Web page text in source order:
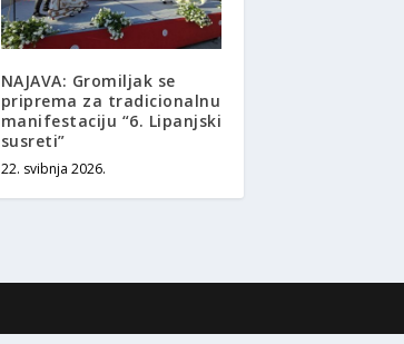
NAJAVA: Gromiljak se
priprema za tradicionalnu
manifestaciju “6. Lipanjski
susreti”
22. svibnja 2026.